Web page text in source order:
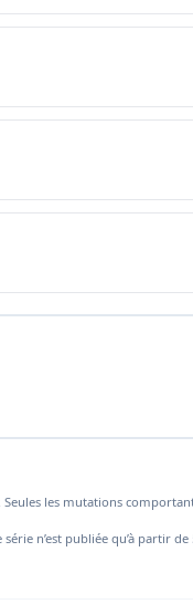
Seules les mutations
n’est publiée qu’à partir de